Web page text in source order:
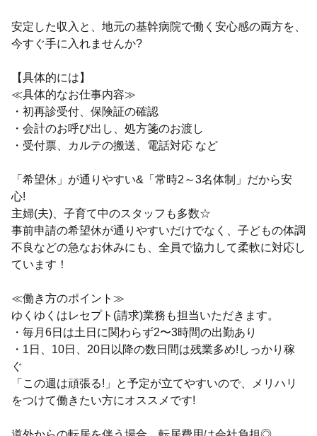
安定した収入と、地元の基幹病院で働く安心感の両方を、
今すぐ手に入れませんか?
【具体的には】
≪具体的なお仕事内容≫
・初再診受付、保険証の確認
・会計のお呼び出し、処方箋のお渡し
・受付票、カルテの搬送、電話対応 など
「希望休」が通りやすい&「常時2～3名体制」だから安
心!
主婦(夫)、子育て中のスタッフも多数☆
事前申請の希望休が通りやすいだけでなく、子どもの体調
不良などの急なお休みにも、全員で協力して柔軟に対応し
ています！
≪働き方のポイント≫
ゆくゆくはレセプト(請求)業務も担当いただきます。
・毎月6日は土日に関わらず2〜3時間の出勤あり
・1日、10日、20日以降の数日間は残業多め!しっかり稼
ぐ
「この週は頑張る!」と予定が立てやすいので、メリハリ
をつけて働きたい方にオススメです!